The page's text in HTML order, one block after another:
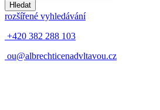
Hledat
rozšířené vyhledávání
+420 382 288 103
ou@albrechticenadvltavou.cz